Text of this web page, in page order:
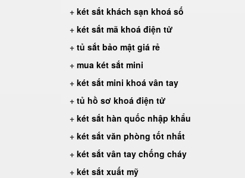
+ két sắt khách sạn khoá số
+ két sắt mã khoá điện tử
+ tủ sắt bảo mật giá rẻ
+ mua két sắt mini
+ két sắt mini khoá vân tay
+ tủ hồ sơ khoá điện tử
+ két sắt hàn quốc nhập khẩu
+ két sắt văn phòng tốt nhất
+ két sắt vân tay chống cháy
+ két sắt xuất mỹ